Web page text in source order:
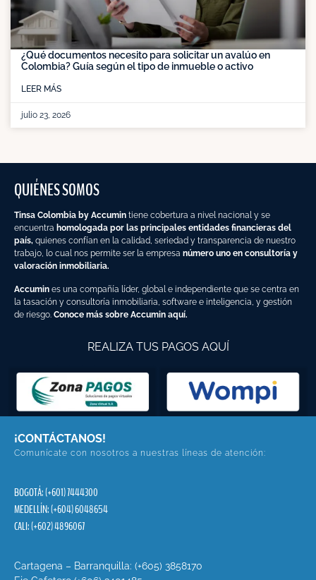
¿Qué documentos necesito para solicitar un avalúo en
Colombia? Guía según el tipo de inmueble o activo
LEER MÁS
julio 23, 2026
QUIÉNES SOMOS
Tinsa Colombia by Accumin tiene cobertura a nivel nacional y se
encuentra homologada por las principales entidades financieras del
país, quienes confían en la calidad, seriedad y transparencia de nuestro
trabajo, lo cual nos permite ser la empresa número uno en consultoría y
valoración inmobiliaria.
Accumin es una compañía líder, global e independiente que se centra en
la tasación y consultoría inmobiliaria, software e inteligencia, y gestión
de riesgo. Conoce más sobre Accumin aquí.
REALIZA TUS PAGOS AQUÍ
¡CONTÁCTANOS!
Comunícate con nosotros a nuestras líneas de atención:
BOGOTÁ: (+601) 7444300
MEDELLÍN: (+604) 6048654
CALI: (+602) 4896067
Cartagena – Barranquilla: (+605) 3858170